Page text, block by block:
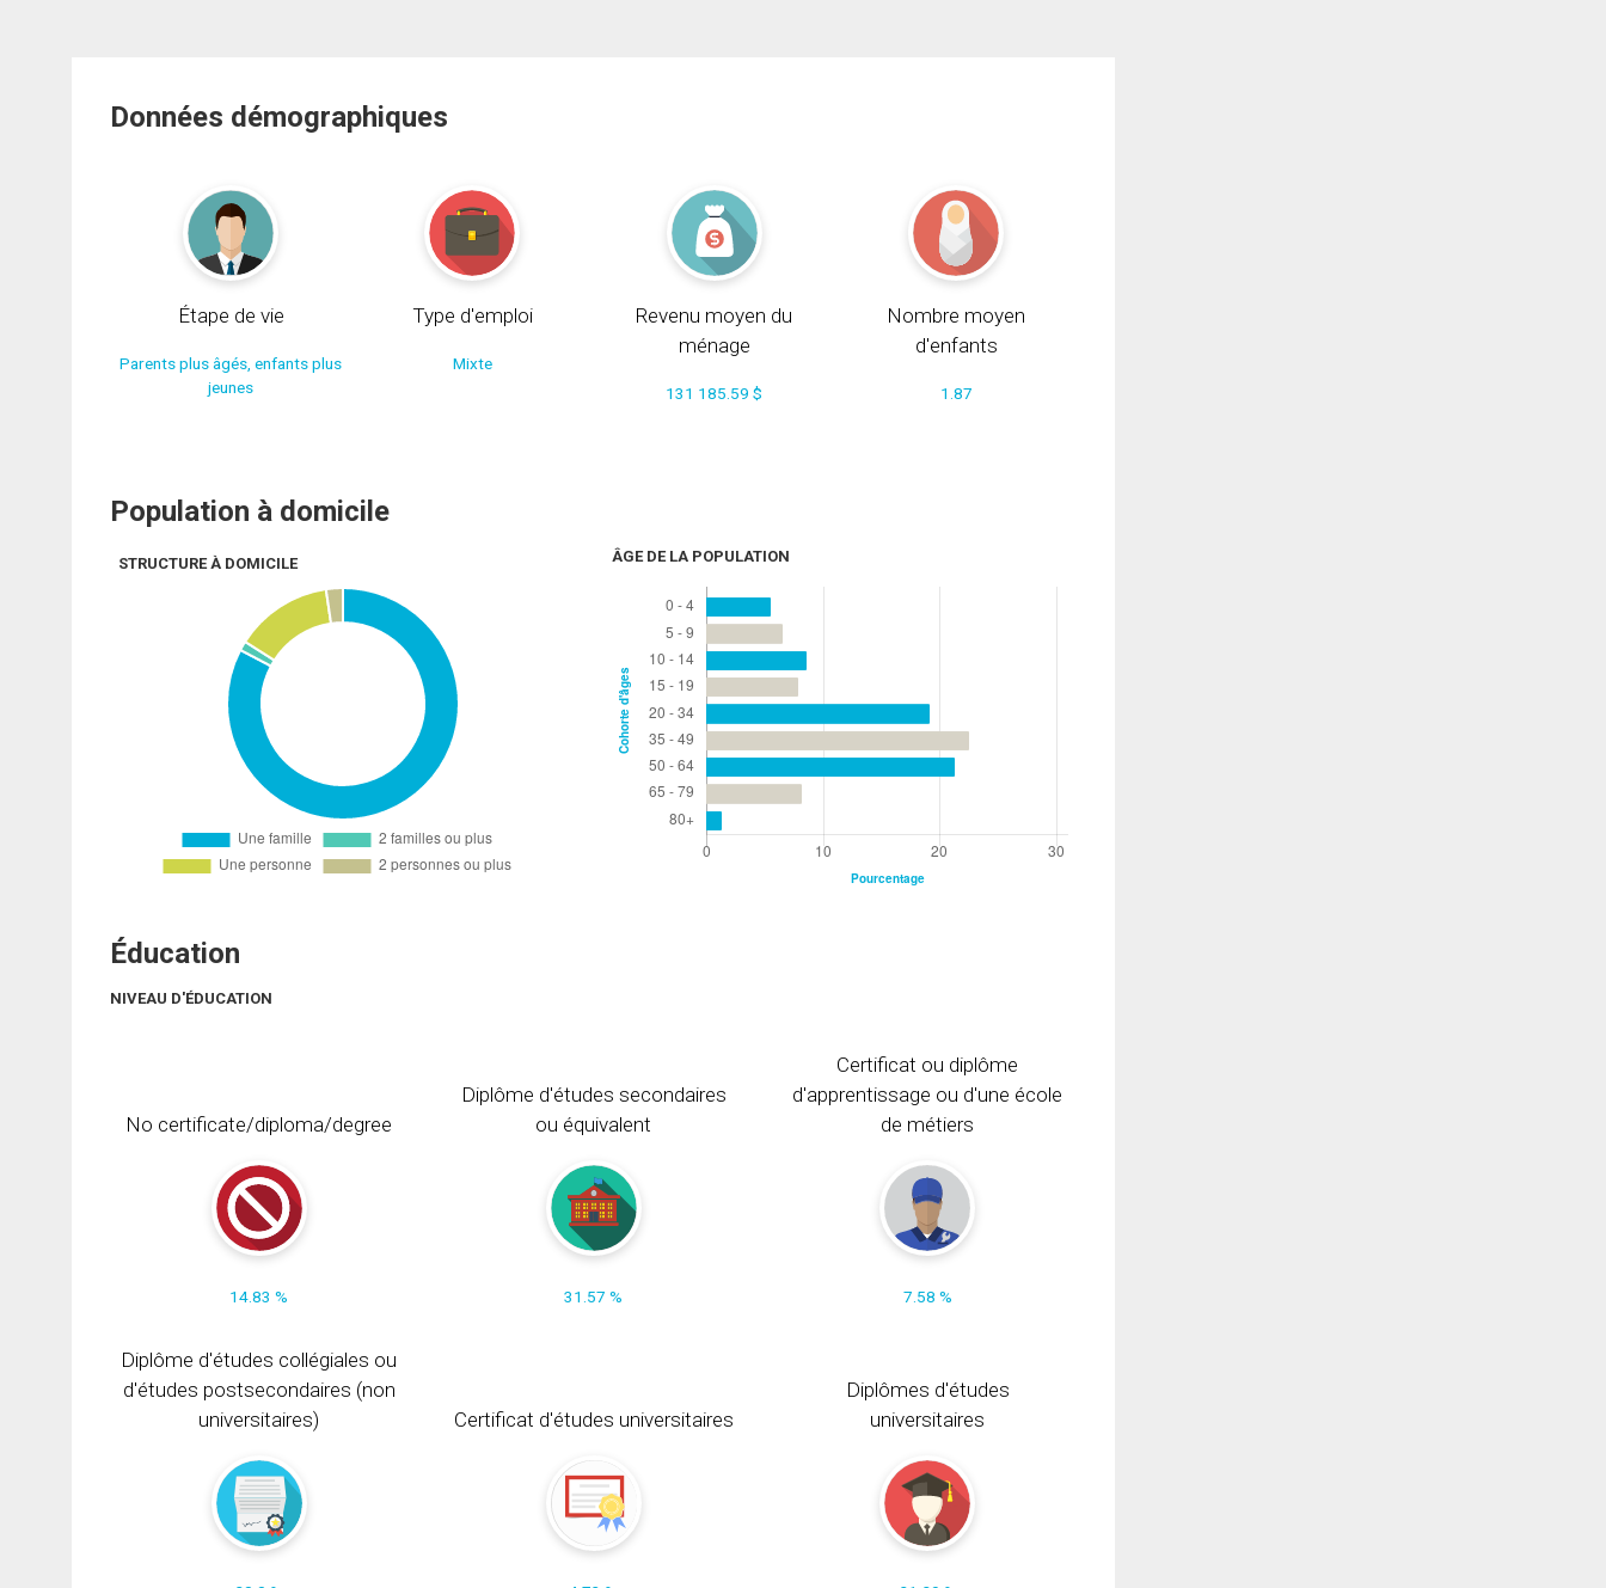
Données démographiques
Étape de vie
Parents plus âgés, enfants plus
jeunes
Type d'emploi
Mixte
Revenu moyen du
ménage
131 185.59 $
Nombre moyen
d'enfants
1.87
Population à domicile
STRUCTURE À DOMICILE ÂGE DE LA POPULATION
Éducation
NIVEAU D'ÉDUCATION
No certificate/diploma/degree
14.83 %
Diplôme d'études secondaires
ou équivalent
31.57 %
Certificat ou diplôme
d'apprentissage ou d'une école
de métiers
7.58 %
Diplôme d'études collégiales ou
d'études postsecondaires (non
universitaires)
Certificat d'études universitaires
Diplômes d'études
universitaires